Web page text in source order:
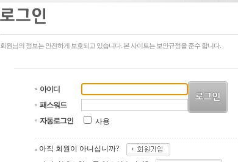
회원님의 정보는 안전하게 보호되고 있습니다. 본 사이트는 보안규정을 준수 합니다.
아이디
패스워드
자동로그인
사용
아직 회원이 아니십니까?